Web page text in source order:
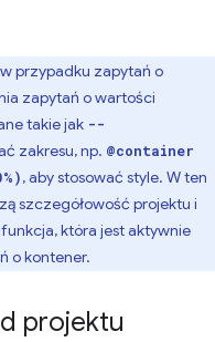
przypadku zapytań o
zapytań o wartości
takie jak --
zakresu, np. @container
, aby stosować style. W ten
szczegółowość projektu i
która jest aktywnie
o kontener.
projektu